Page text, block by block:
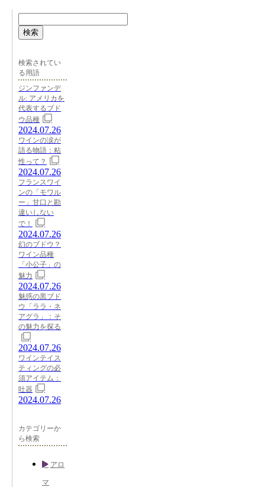
検索
検索されてい
る用語
ジンファンデ
ル: アメリカを
代表するブド
ウ品種
2024.07.26
ワインの涙が
語る物語：粘
性って？
2024.07.26
フランスワイ
ンの「モワル
ー」甘口と勘
違いしない
で！
2024.07.26
幻のブドウ？
ワイン品種
「小公子」の
魅力
2024.07.26
魅惑の黒ブド
ウ「ララ・ネ
アグラ」：そ
の魅力を探る
2024.07.26
ワインテイス
ティングの必
須アイテム：
吐器
2024.07.26
カテゴリーか
ら検索
アロ
マ